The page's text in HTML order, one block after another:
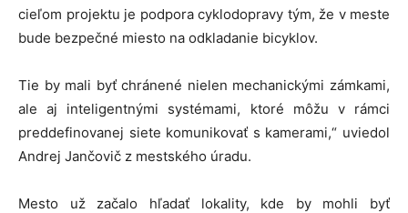
cieľom projektu je podpora cyklodopravy tým, že v meste
bude bezpečné miesto na odkladanie bicyklov.
Tie by mali byť chránené nielen mechanickými zámkami,
ale aj inteligentnými systémami, ktoré môžu v rámci
preddefinovanej siete komunikovať s kamerami,“ uviedol
Andrej Jančovič z mestského úradu.
Mesto už začalo hľadať lokality, kde by mohli byť